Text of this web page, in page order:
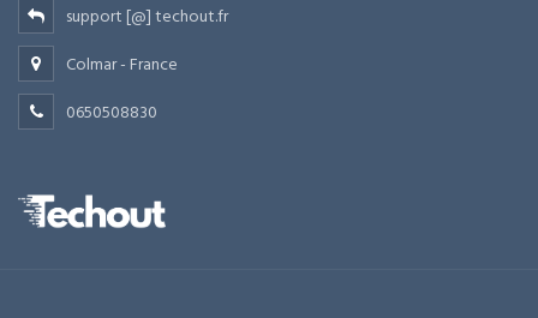
support [@] techout.fr
Colmar - France
0650508830